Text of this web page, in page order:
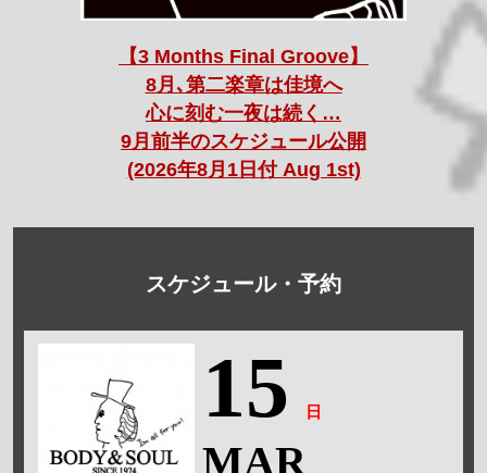
【3 Months Final Groove】
8月､第二楽章は佳境へ
心に刻む一夜は続く…
9月前半のスケジュール公開
(2026年8月1日付 Aug 1st)
スケジュール・予約
15 日
MAR